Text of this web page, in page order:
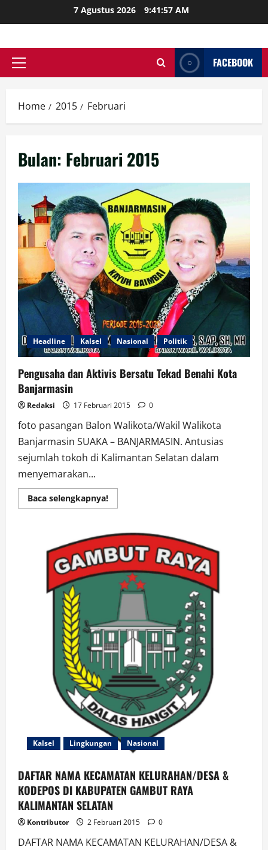
to
7 Agustus 2026 9:41:58 AM
Primary
FACEBOOK
Home 2015 Februari
Bulan: Februari 2015
Headline Kalsel Nasional Politik
Pengusaha dan Aktivis Bersatu Tekad Benahi Kota
Banjarmasin
Redaksi 17 Februari 2015 0
foto pasangan Balon Walikota/Wakil Walikota
Banjarmasin SUAKA – BANJARMASIN. Antusias
sejumlah tokoh di Kalimantan Selatan dalam
menyemarakan...
Baca selengkapnya!Read
more
dan
Aktivis
Bersatu
Tekad
Benahi
Kota
Banjarmasin
Kalsel Lingkungan Nasional
DAFTAR NAMA KECAMATAN KELURAHAN/DESA &
KODEPOS DI KABUPATEN GAMBUT RAYA
KALIMANTAN SELATAN
Kontributor 2 Februari 2015 0
DAFTAR NAMA KECAMATAN KELURAHAN/DESA &